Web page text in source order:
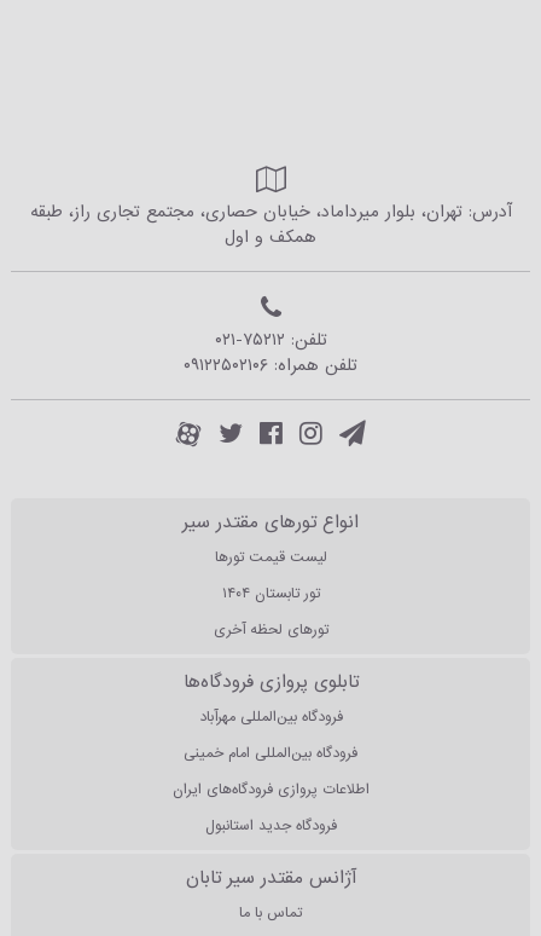
آدرس: تهران، بلوار میرداماد، خیابان حصاری، مجتمع تجاری راز، طبقه
همکف و اول
تلفن: ۰۲۱-۷۵۲۱۲
تلفن همراه: ۰۹۱۲۲۵۰۲۱۰۶
انواع تورهای مقتدر سیر
لیست قیمت تورها
تور تابستان ۱۴۰۴
تورهای لحظه آخری
تابلوی پروازی فرودگاه‌ها
فرودگاه بین‌المللی مهرآباد
فرودگاه بین‌المللی امام خمینی
اطلاعات پروازی فرودگاه‌های ایران
فرودگاه جدید استانبول
آژانس مقتدر سیر تابان
تماس با ما